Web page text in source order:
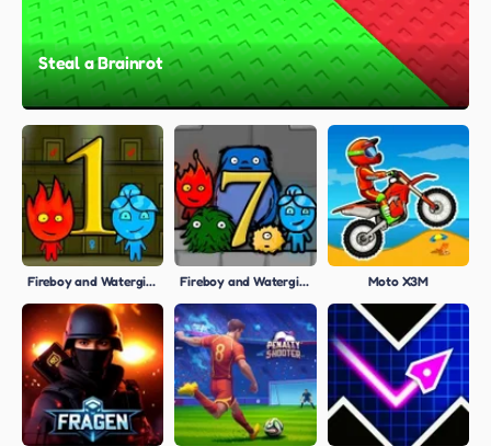
Steal a Brainrot
Fireboy and Watergirl 1: Forest Temple Fireboy and Watergirl 7: and Friends Moto X3M